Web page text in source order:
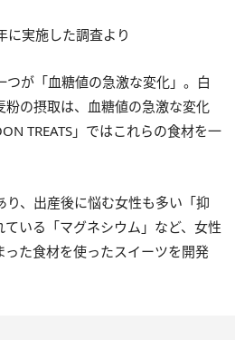
に実施した調査より
つが「血糖値の急激な変化」。白
の摂取は、血糖値の急激な変化
TREATS」ではこれらの食材を一
り、出産後に悩む女性も多い「抑
いる「マグネシウム」など、女性
た食材を使ったスイーツを開発